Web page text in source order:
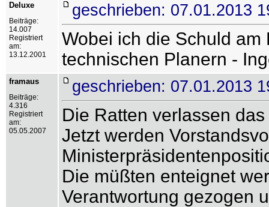
Deluxe
Beiträge:
14.007
Registriert
am:
13.12.2001
geschrieben: 07.01.2013
Wobei ich die Schuld
technischen Planern -
framaus
Beiträge:
4.316
Registriert
am:
05.05.2007
geschrieben: 07.01.2013
Die Ratten verlassen
Jetzt werden
Die müßten enteignet
Verantwortung gezogen